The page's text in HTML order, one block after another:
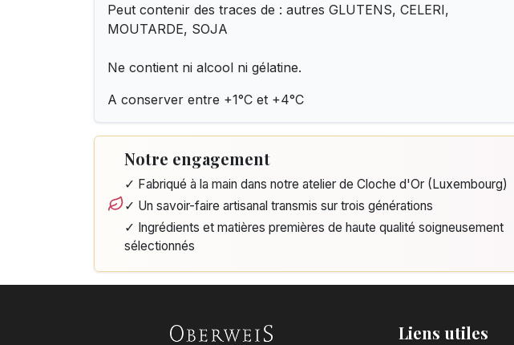
Peut contenir des traces de : autres GLUTENS, CELERI,
MOUTARDE, SOJA
Ne contient ni alcool ni gélatine.
A conserver entre +1°C et +4°C
Notre engagement
✓ Fabriqué à la main dans notre atelier de Cloche d'Or (Luxembourg)
✓ Un savoir-faire artisanal transmis sur trois générations
✓ Ingrédients et matières premières de haute qualité soigneusement
sélectionnés
Liens utiles